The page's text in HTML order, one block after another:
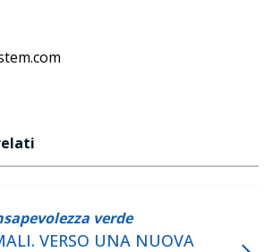
verde
VERSO UNA NUOVA